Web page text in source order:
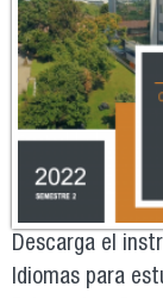
Descarga el
Idiomas para